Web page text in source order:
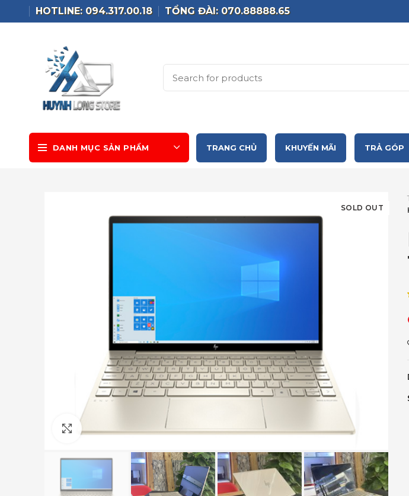
HOTLINE: 094.317.00.18 TỔNG ĐÀI: 070.88888.65
DANH MỤC SẢN PHẨM TRANG CHỦ KHUYẾN MÃI TRẢ GÓP
SOLD OUT